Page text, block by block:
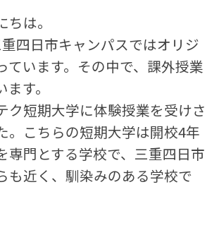
は。
四日市キャンパスではオリジ
ています。その中で、課外授業
す。
ク短期大学に体験授業を受けさ
。こちらの短期大学は開校4年
専門とする学校で、三重四日市
も近く、馴染みのある学校で